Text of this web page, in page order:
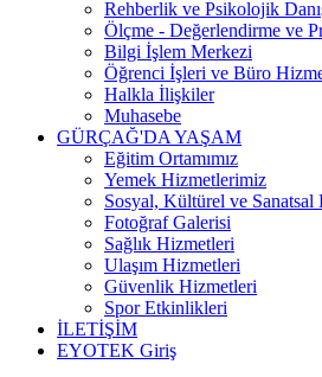
Rehberlik ve Psikolojik
Ölçme - Değerlendirme ve
Bilgi İşlem Merkezi
Öğrenci İşleri ve Büro
Halkla İlişkiler
Muhasebe
GÜRÇAĞ'DA YAŞAM
Eğitim Ortamımız
Yemek Hizmetlerimiz
Sosyal, Kültürel ve
Fotoğraf Galerisi
Sağlık Hizmetleri
Ulaşım Hizmetleri
Güvenlik Hizmetleri
Spor Etkinlikleri
İLETİŞİM
EYOTEK Giriş